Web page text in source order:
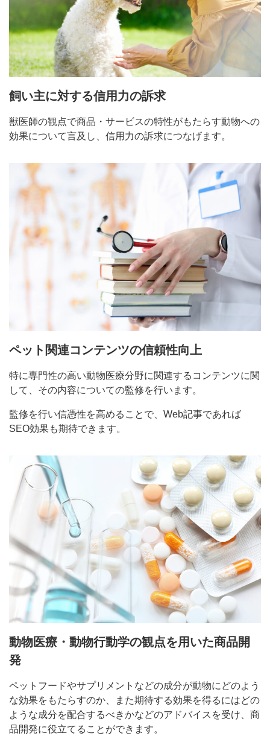
飼い主に対する信用力の訴求
獣医師の観点で商品・サービスの特性がもたらす動物への
効果について言及し、信用力の訴求につなげます。
ペット関連コンテンツの信頼性向上
特に専門性の高い動物医療分野に関連するコンテンツに関
して、その内容についての監修を行います。
監修を行い信憑性を高めることで、Web記事であれば
SEO効果も期待できます。
動物医療・動物行動学の観点を用いた商品開
発
ペットフードやサプリメントなどの成分が動物にどのよう
な効果をもたらすのか、また期待する効果を得るにはどの
ような成分を配合するべきかなどのアドバイスを受け、商
品開発に役立てることができます。